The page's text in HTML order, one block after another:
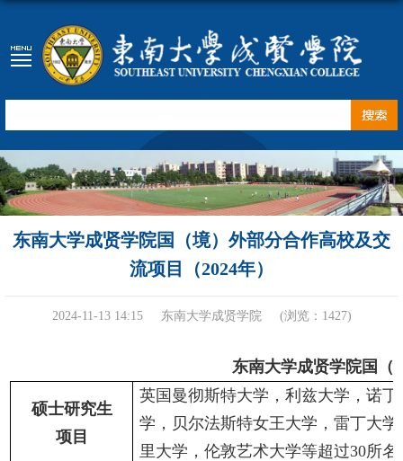
东南大学成贤学院国（境）外部分合作高校及交
流项目（2024年）
2024-11-13 14:15 东南大学成贤学院 (浏览： 1427)
东南大学成贤学院国（
硕士研究生
项目
英国曼彻斯特大学，利兹大学，诺
学，贝尔法斯特女王大学，雷丁大
里大学，伦敦艺术大学等超过30所名